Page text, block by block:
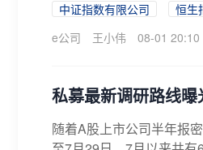
中证指数有限公司 恒生
e公司
王小伟 08-01 20:10
私募最新调研路线
随着A股上市公司半年报